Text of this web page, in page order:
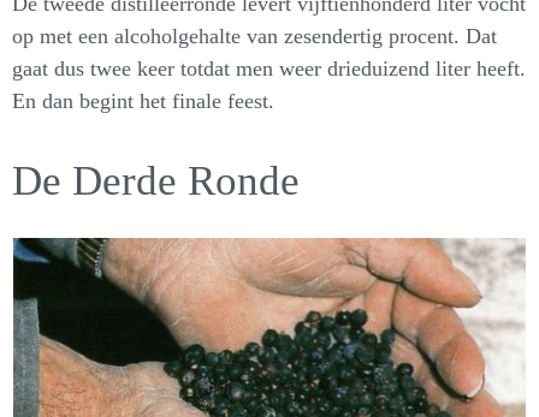
op met een alcoholgehalte van zesendertig procent. Dat
gaat dus twee keer totdat men weer drieduizend liter heeft.
En dan begint het finale feest.
De Derde Ronde